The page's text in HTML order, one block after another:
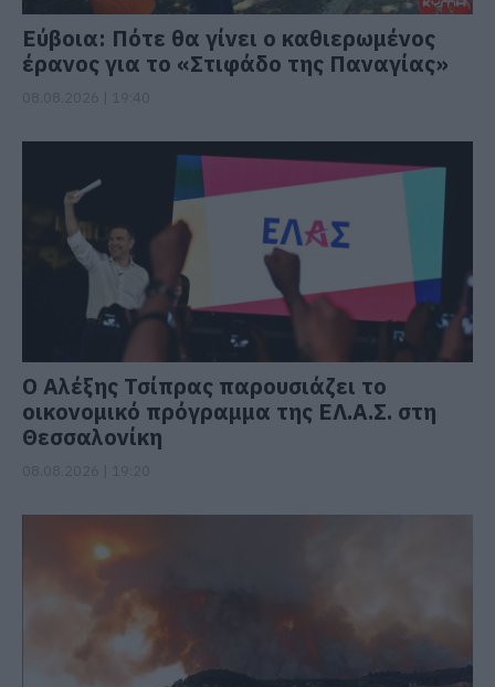
Εύβοια: Πότε θα γίνει ο καθιερωμένος
έρανος για το «Στιφάδο της Παναγίας»
Ο Αλέξης Τσίπρας παρουσιάζει το
οικονομικό πρόγραμμα της ΕΛ.Α.Σ. στη
Θεσσαλονίκη